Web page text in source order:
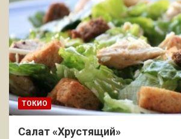
ТОКИО
Салат «Хрустящий»